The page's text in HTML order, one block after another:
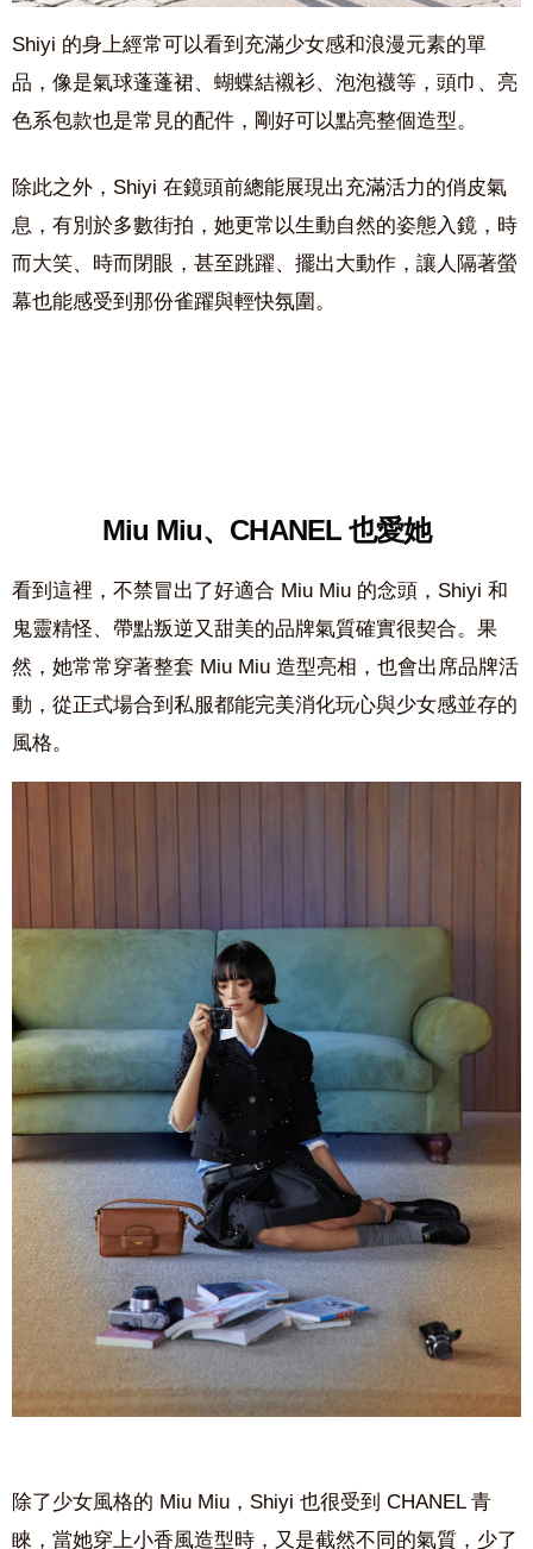
Shiyi 的身上經常可以看到充滿少女感和浪漫元素的單
品，像是氣球蓬蓬裙、蝴蝶結襯衫、泡泡襪等，頭巾、亮
色系包款也是常見的配件，剛好可以點亮整個造型。
除此之外，Shiyi 在鏡頭前總能展現出充滿活力的俏皮氣
息，有別於多數街拍，她更常以生動自然的姿態入鏡，時
而大笑、時而閉眼，甚至跳躍、擺出大動作，讓人隔著螢
幕也能感受到那份雀躍與輕快氛圍。
Miu Miu、CHANEL 也愛她
看到這裡，不禁冒出了好適合 Miu Miu 的念頭，Shiyi 和
鬼靈精怪、帶點叛逆又甜美的品牌氣質確實很契合。果
然，她常常穿著整套 Miu Miu 造型亮相，也會出席品牌活
動，從正式場合到私服都能完美消化玩心與少女感並存的
風格。
除了少女風格的 Miu Miu，Shiyi 也很受到 CHANEL 青
睞，當她穿上小香風造型時，又是截然不同的氣質，少了